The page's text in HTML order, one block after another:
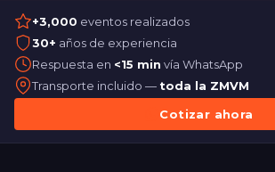
+3,000 eventos realizados
30+ años de experiencia
Respuesta en <15 min vía WhatsApp
Transporte incluido — toda la ZMVM
Cotizar ahora